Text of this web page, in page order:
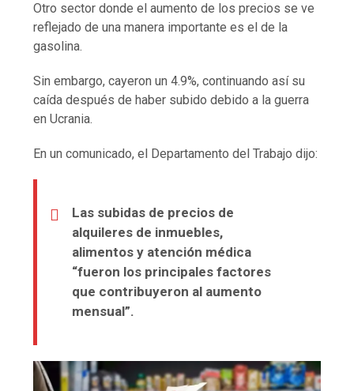
Otro sector donde el aumento de los precios se ve
reflejado de una manera importante es el de la
gasolina.
Sin embargo, cayeron un 4.9%, continuando así su
caída después de haber subido debido a la guerra
en Ucrania.
En un comunicado, el Departamento del Trabajo dijo:
Las subidas de precios de
alquileres de inmuebles,
alimentos y atención médica
“fueron los principales factores
que contribuyeron al aumento
mensual”.